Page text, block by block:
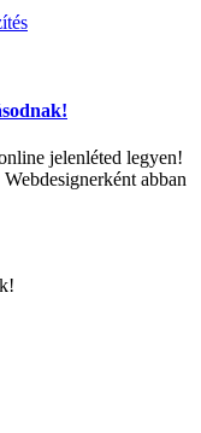
jelenléted legyen!
abban